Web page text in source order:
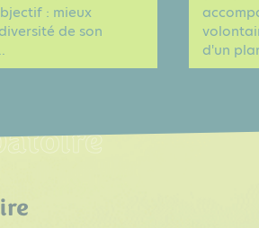
: mieux
de son
d'un